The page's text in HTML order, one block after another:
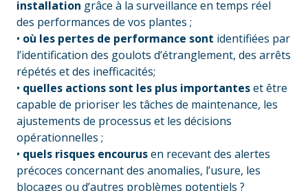
installation grâce à la surveillance en temps réel
des performances de vos plantes ;
• où les pertes de performance sont identifiées par
l’identification des goulots d’étranglement, des arrêts
répétés et des inefficacités;
• quelles actions sont les plus importanteset être
capable de prioriser les tâches de maintenance, les
ajustements de processus et les décisions
opérationnelles ;
• quels risques encourusen recevant des alertes
précoces concernant des anomalies, l’usure, les
blocages ou d’autres problèmes potentiels ?